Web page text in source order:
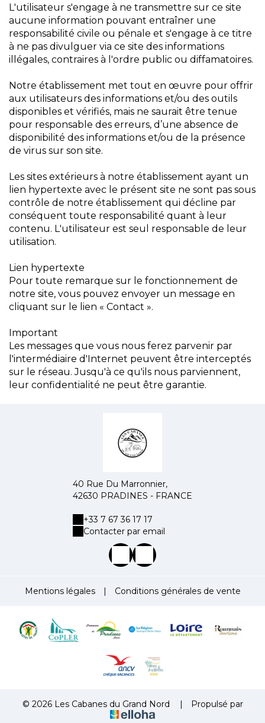
L'utilisateur s'engage à ne transmettre sur ce site
aucune information pouvant entraîner une
responsabilité civile ou pénale et s'engage à ce titre
à ne pas divulguer via ce site des informations
illégales, contraires à l'ordre public ou diffamatoires.
Notre établissement met tout en œuvre pour offrir
aux utilisateurs des informations et/ou des outils
disponibles et vérifiés, mais ne saurait être tenue
pour responsable des erreurs, d’une absence de
disponibilité des informations et/ou de la présence
de virus sur son site.
Les sites extérieurs à notre établissement ayant un
lien hypertexte avec le présent site ne sont pas sous
contrôle de notre établissement qui décline par
conséquent toute responsabilité quant à leur
contenu. L'utilisateur est seul responsable de leur
utilisation.
Lien hypertexte
Pour toute remarque sur le fonctionnement de
notre site, vous pouvez envoyer un message en
cliquant sur le lien « Contact ».
Important
Les messages que vous nous ferez parvenir par
l'intermédiaire d'Internet peuvent être interceptés
sur le réseau. Jusqu'à ce qu'ils nous parviennent,
leur confidentialité ne peut être garantie.
40 Rue Du Marronnier,
42630 PRADINES - FRANCE
+33 7 67 36 17 17
Contacter par email
Mentions légales | Conditions générales de vente
© 2026 Les Cabanes du Grand Nord | Propulsé par